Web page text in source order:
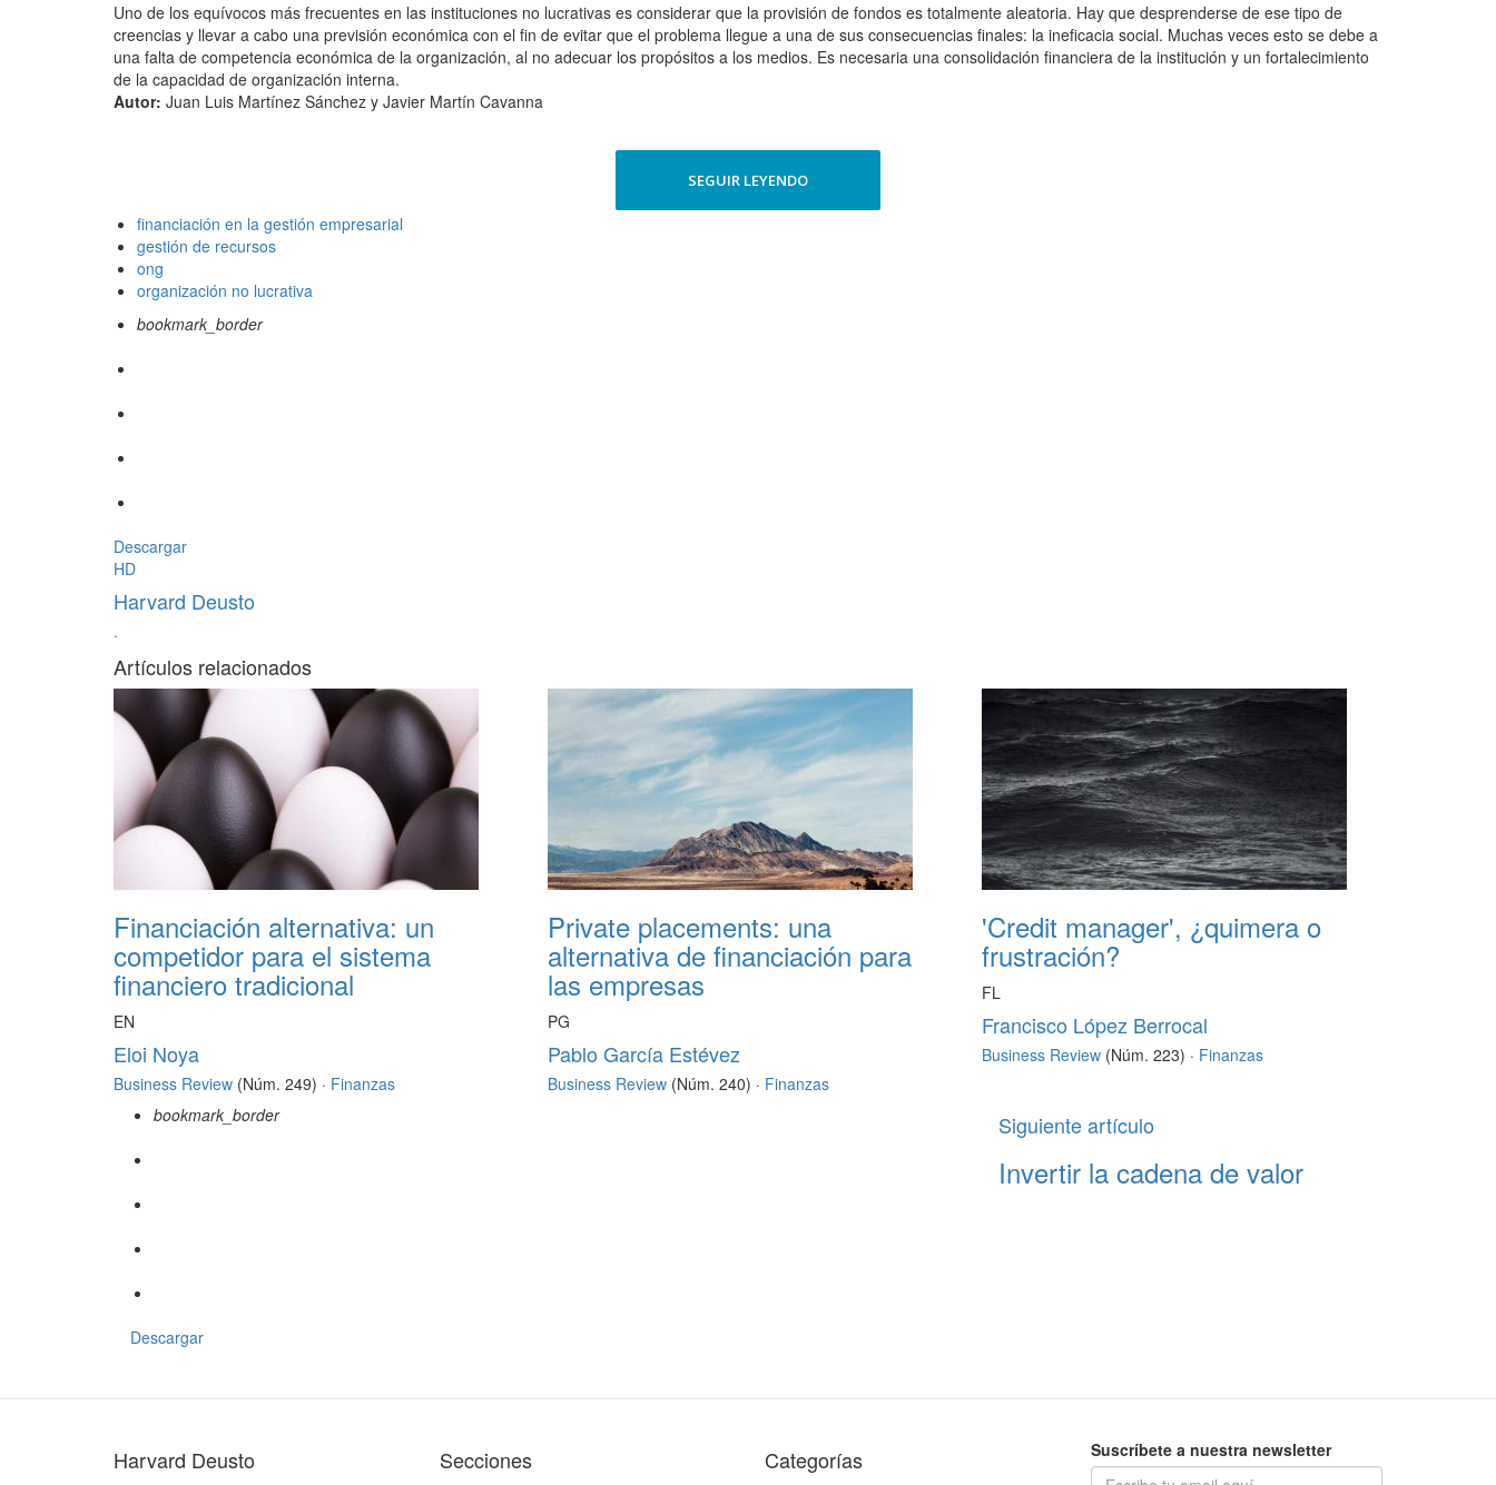
Uno de los equívocos más frecuentes en las instituciones no lucrativas es considerar que la provisión de fondos es totalmente aleatoria. Hay que desprenderse de ese tipo de
creencias y llevar a cabo una previsión económica con el fin de evitar que el problema llegue a una de sus consecuencias finales: la ineficacia social. Muchas veces esto se debe a
una falta de competencia económica de la organización, al no adecuar los propósitos a los medios. Es necesaria una consolidación financiera de la institución y un fortalecimiento
de la capacidad de organización interna.
Autor: Juan Luis Martínez Sánchez y Javier Martín Cavanna
SEGUIR LEYENDO
financiación en la gestión empresarial
gestión de recursos
ong
organización no lucrativa
bookmark_border
Descargar
HD
Harvard Deusto
·
Artículos relacionados
Financiación alternativa: un
competidor para el sistema
financiero tradicional
EN
Eloi Noya
Business Review (Núm. 249) · Finanzas
Private placements: una
alternativa de financiación para
las empresas
PG
Pablo García Estévez
Business Review (Núm. 240) · Finanzas
'Credit manager', ¿quimera o
frustración?
FL
Francisco López Berrocal
Business Review (Núm. 223) · Finanzas
bookmark_border
Descargar
Siguiente artículo
Invertir la cadena de valor
Harvard Deusto Secciones Categorías Suscríbete a nuestra newsletter